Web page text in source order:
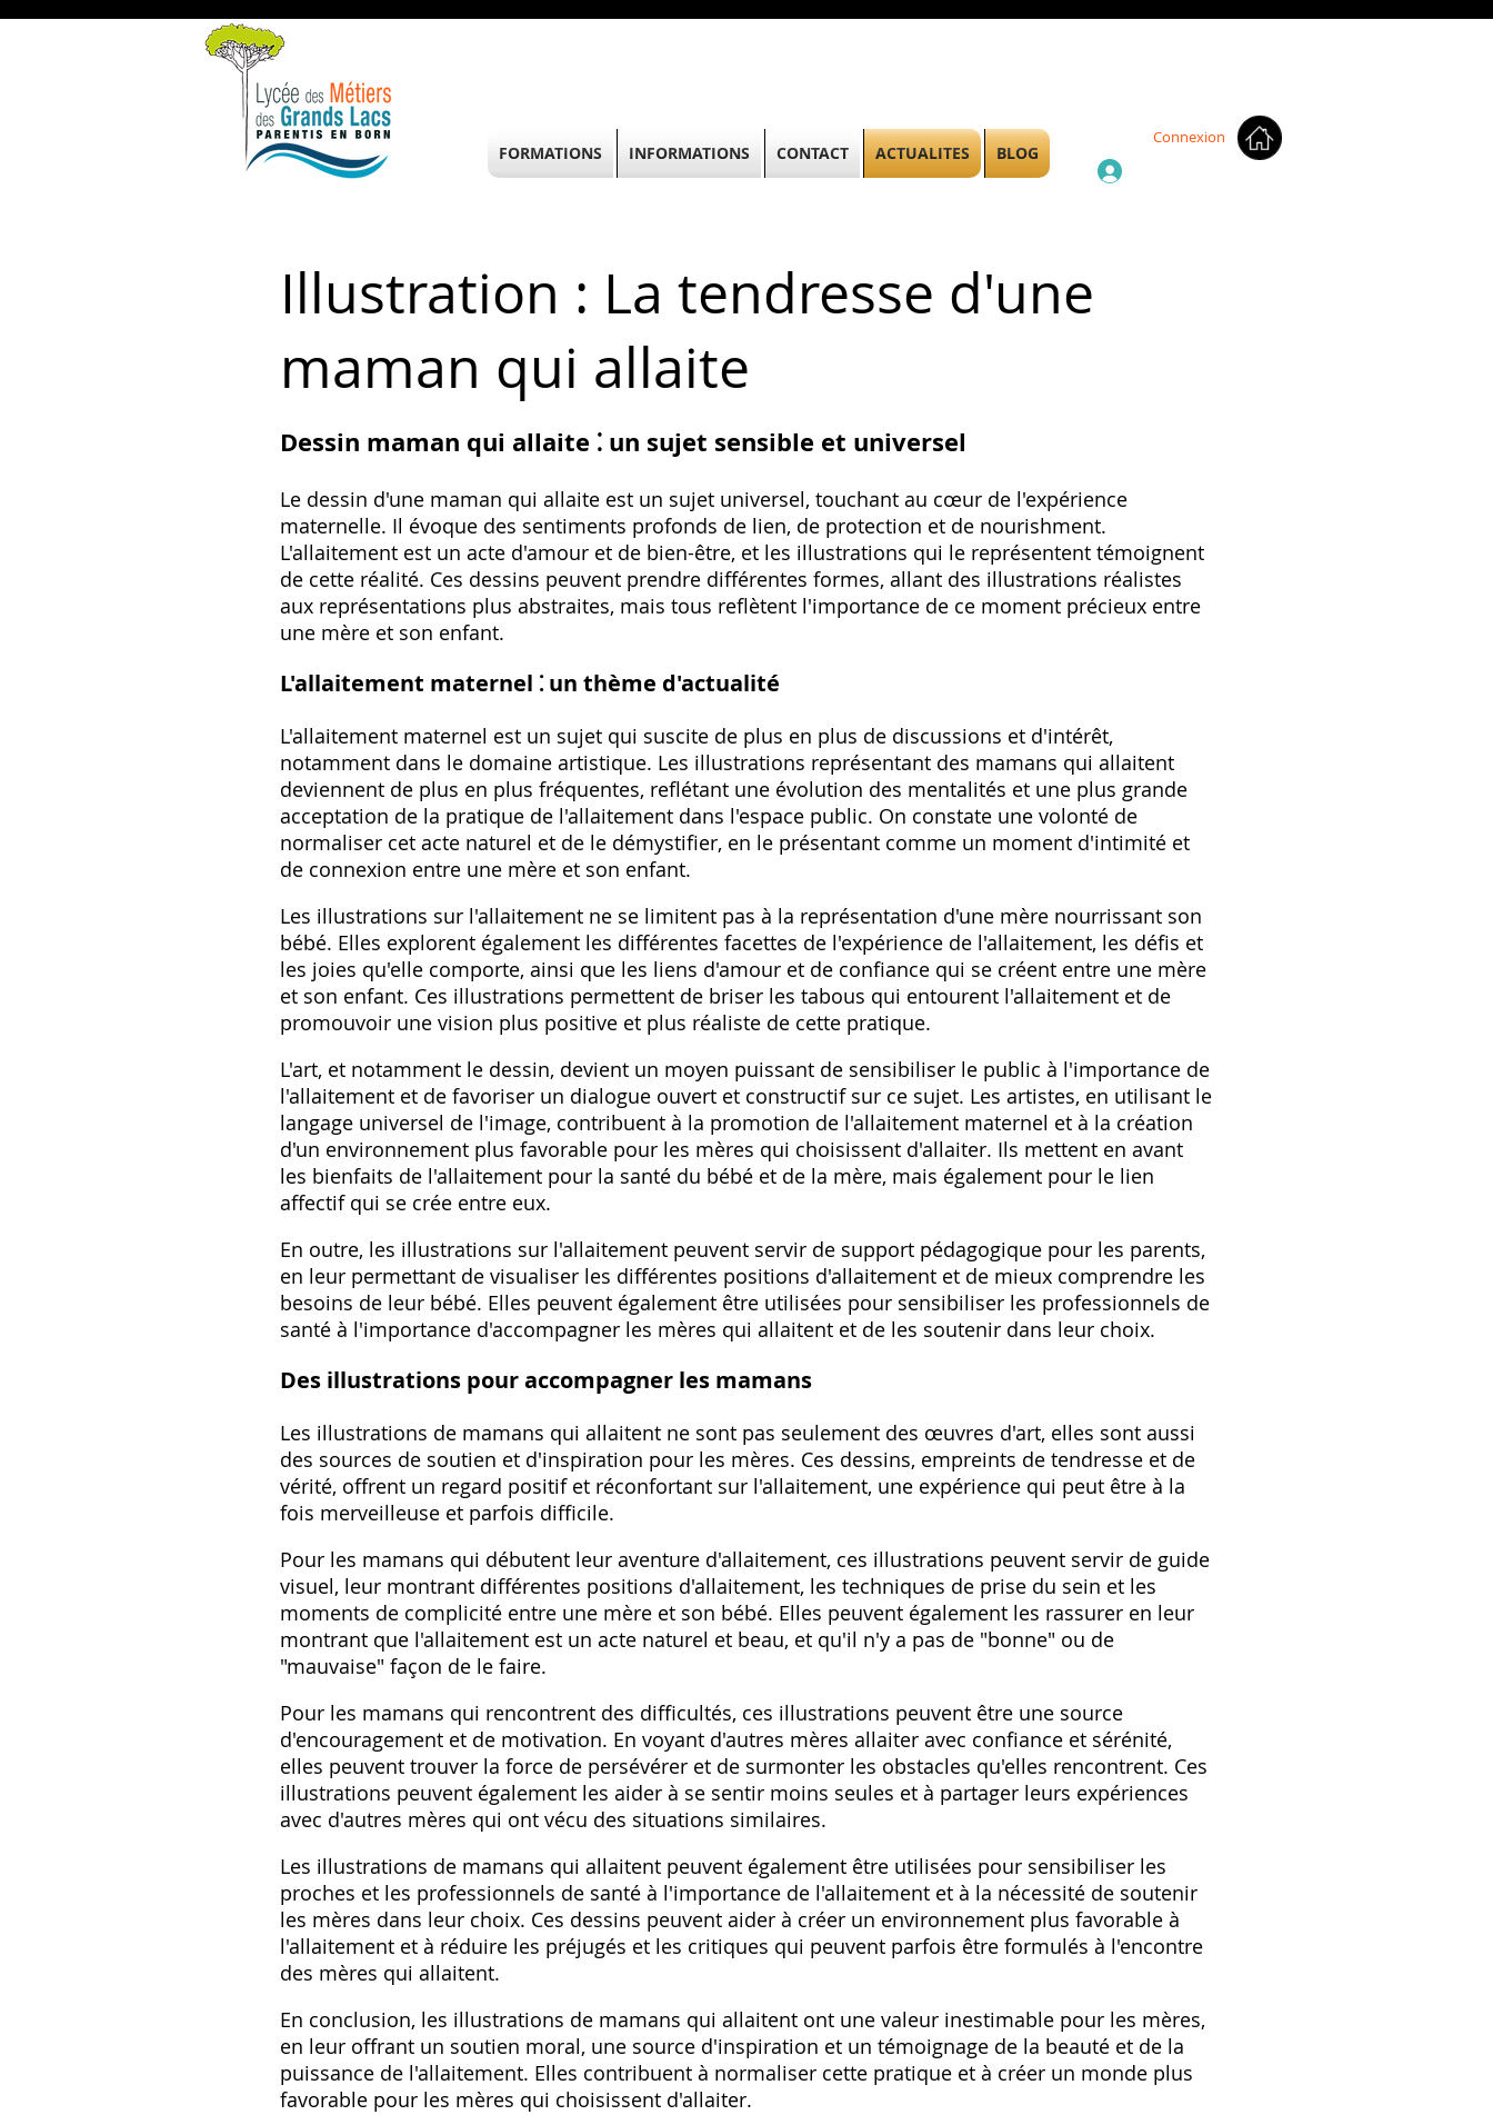
Connexion
Illustration : La tendresse d'une
maman qui allaite
Dessin maman qui allaite ⁚ un sujet sensible et universel
Le dessin d'une maman qui allaite est un sujet universel, touchant au cœur de l'expérience
maternelle. Il évoque des sentiments profonds de lien, de protection et de nourishment.
L'allaitement est un acte d'amour et de bien-être, et les illustrations qui le représentent témoignent
de cette réalité. Ces dessins peuvent prendre différentes formes, allant des illustrations réalistes
aux représentations plus abstraites, mais tous reflètent l'importance de ce moment précieux entre
une mère et son enfant.
L'allaitement maternel ⁚ un thème d'actualité
L'allaitement maternel est un sujet qui suscite de plus en plus de discussions et d'intérêt,
notamment dans le domaine artistique. Les illustrations représentant des mamans qui allaitent
deviennent de plus en plus fréquentes, reflétant une évolution des mentalités et une plus grande
acceptation de la pratique de l'allaitement dans l'espace public. On constate une volonté de
normaliser cet acte naturel et de le démystifier, en le présentant comme un moment d'intimité et
de connexion entre une mère et son enfant.
Les illustrations sur l'allaitement ne se limitent pas à la représentation d'une mère nourrissant son
bébé. Elles explorent également les différentes facettes de l'expérience de l'allaitement, les défis et
les joies qu'elle comporte, ainsi que les liens d'amour et de confiance qui se créent entre une mère
et son enfant. Ces illustrations permettent de briser les tabous qui entourent l'allaitement et de
promouvoir une vision plus positive et plus réaliste de cette pratique.
L'art, et notamment le dessin, devient un moyen puissant de sensibiliser le public à l'importance de
l'allaitement et de favoriser un dialogue ouvert et constructif sur ce sujet. Les artistes, en utilisant le
langage universel de l'image, contribuent à la promotion de l'allaitement maternel et à la création
d'un environnement plus favorable pour les mères qui choisissent d'allaiter. Ils mettent en avant
les bienfaits de l'allaitement pour la santé du bébé et de la mère, mais également pour le lien
affectif qui se crée entre eux.
En outre, les illustrations sur l'allaitement peuvent servir de support pédagogique pour les parents,
en leur permettant de visualiser les différentes positions d'allaitement et de mieux comprendre les
besoins de leur bébé. Elles peuvent également être utilisées pour sensibiliser les professionnels de
santé à l'importance d'accompagner les mères qui allaitent et de les soutenir dans leur choix.
Des illustrations pour accompagner les mamans
Les illustrations de mamans qui allaitent ne sont pas seulement des œuvres d'art, elles sont aussi
des sources de soutien et d'inspiration pour les mères. Ces dessins, empreints de tendresse et de
vérité, offrent un regard positif et réconfortant sur l'allaitement, une expérience qui peut être à la
fois merveilleuse et parfois difficile.
Pour les mamans qui débutent leur aventure d'allaitement, ces illustrations peuvent servir de guide
visuel, leur montrant différentes positions d'allaitement, les techniques de prise du sein et les
moments de complicité entre une mère et son bébé. Elles peuvent également les rassurer en leur
montrant que l'allaitement est un acte naturel et beau, et qu'il n'y a pas de "bonne" ou de
"mauvaise" façon de le faire.
Pour les mamans qui rencontrent des difficultés, ces illustrations peuvent être une source
d'encouragement et de motivation. En voyant d'autres mères allaiter avec confiance et sérénité,
elles peuvent trouver la force de persévérer et de surmonter les obstacles qu'elles rencontrent. Ces
illustrations peuvent également les aider à se sentir moins seules et à partager leurs expériences
avec d'autres mères qui ont vécu des situations similaires.
Les illustrations de mamans qui allaitent peuvent également être utilisées pour sensibiliser les
proches et les professionnels de santé à l'importance de l'allaitement et à la nécessité de soutenir
les mères dans leur choix. Ces dessins peuvent aider à créer un environnement plus favorable à
l'allaitement et à réduire les préjugés et les critiques qui peuvent parfois être formulés à l'encontre
des mères qui allaitent.
En conclusion, les illustrations de mamans qui allaitent ont une valeur inestimable pour les mères,
en leur offrant un soutien moral, une source d'inspiration et un témoignage de la beauté et de la
puissance de l'allaitement. Elles contribuent à normaliser cette pratique et à créer un monde plus
favorable pour les mères qui choisissent d'allaiter.
FORMATIONS INFORMATIONS CONTACT ACTUALITES BLOG